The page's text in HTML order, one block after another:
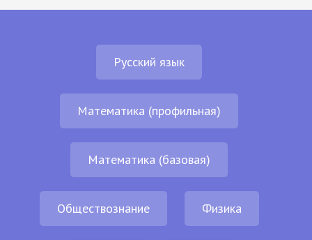
Русский язык
Математика (профильная)
Математика (базовая)
Обществознание Физика